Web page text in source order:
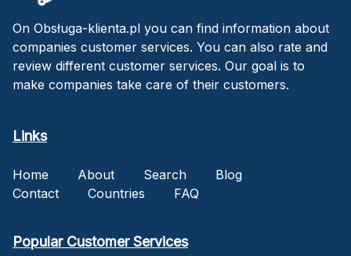
On Obsługa-klienta.pl you can find information about
companies customer services. You can also rate and
review different customer services. Our goal is to
make companies take care of their customers.
Links
Home About Search
Blog
Contact
Countries FAQ
Popular Customer Services